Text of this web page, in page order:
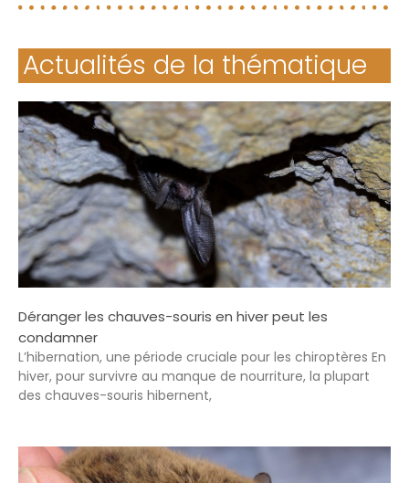
Actualités de la thématique
Déranger les chauves-souris en hiver peut les
condamner
L’hibernation, une période cruciale pour les chiroptères En
hiver, pour survivre au manque de nourriture, la plupart
des chauves-souris hibernent,